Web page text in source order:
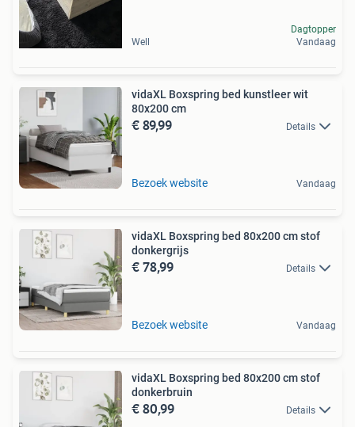
Well
Dagtopper
Vandaag
vidaXL Boxspring bed kunstleer wit
80x200 cm
€ 89,99 Details
Bezoek website Vandaag
vidaXL Boxspring bed 80x200 cm stof
donkergrijs
€ 78,99 Details
Bezoek website Vandaag
vidaXL Boxspring bed 80x200 cm stof
donkerbruin
€ 80,99 Details